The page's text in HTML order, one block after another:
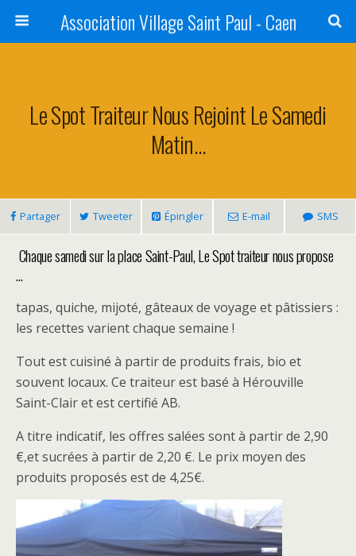
Association Village Saint Paul - Caen
Le Spot Traiteur Nous Rejoint Le Samedi
Matin…
Partager Tweeter Épingler E-mail SMS
Chaque samedi sur la place Saint-Paul, Le Spot traiteur nous propose
…
tapas, quiche, mijoté, gâteaux de voyage et pâtissiers :
les recettes varient chaque semaine !
Tout est cuisiné à partir de produits frais, bio et
souvent locaux. Ce traiteur est basé à Hérouville
Saint-Clair et est certifié AB.
A titre indicatif, les offres salées sont à partir de 2,90
€,et sucrées à partir de 2,20 €. Le prix moyen des
produits proposés est de 4,25€.